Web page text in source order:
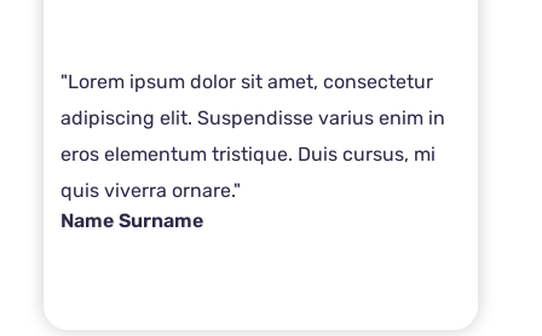
"Lorem ipsum dolor sit amet, consectetur
adipiscing elit. Suspendisse varius enim in
eros elementum tristique. Duis cursus, mi
quis viverra ornare."
Name Surname